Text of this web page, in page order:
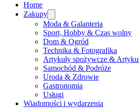
Home
Zakupy
Moda & Galanteria
Sport, Hobby & Czas wolny
Dom & Ogród
Technika & Fotografika
Artykuły spożywcze &
Samochód & Podróże
Uroda & Zdrowie
Gastronomia
Usługi
Wiadomości i wydarzenia